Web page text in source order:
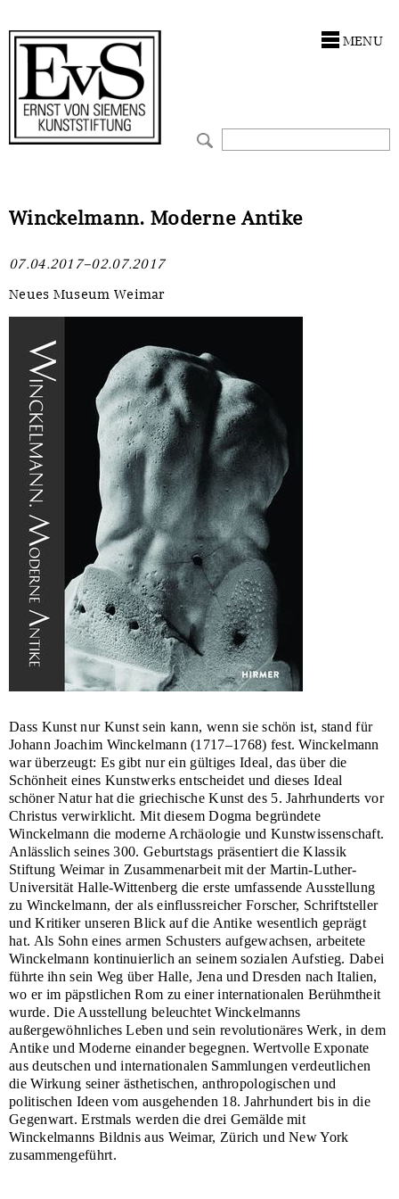
MENU
Winckelmann. Moderne Antike
07.04.2017–02.07.2017
Neues Museum Weimar
Dass Kunst nur Kunst sein kann, wenn sie schön ist, stand für
Johann Joachim Winckelmann (1717–1768) fest. Winckelmann
war überzeugt: Es gibt nur ein gültiges Ideal, das über die
Schönheit eines Kunstwerks entscheidet und dieses Ideal
schöner Natur hat die griechische Kunst des 5. Jahrhunderts vor
Christus verwirklicht. Mit diesem Dogma begründete
Winckelmann die moderne Archäologie und Kunstwissenschaft.
Anlässlich seines 300. Geburtstags präsentiert die Klassik
Stiftung Weimar in Zusammenarbeit mit der Martin-Luther-
Universität Halle-Wittenberg die erste umfassende Ausstellung
zu Winckelmann, der als einflussreicher Forscher, Schriftsteller
und Kritiker unseren Blick auf die Antike wesentlich geprägt
hat. Als Sohn eines armen Schusters aufgewachsen, arbeitete
Winckelmann kontinuierlich an seinem sozialen Aufstieg. Dabei
führte ihn sein Weg über Halle, Jena und Dresden nach Italien,
wo er im päpstlichen Rom zu einer internationalen Berühmtheit
wurde. Die Ausstellung beleuchtet Winckelmanns
außergewöhnliches Leben und sein revolutionäres Werk, in dem
Antike und Moderne einander begegnen. Wertvolle Exponate
aus deutschen und internationalen Sammlungen verdeutlichen
die Wirkung seiner ästhetischen, anthropologischen und
politischen Ideen vom ausgehenden 18. Jahrhundert bis in die
Gegenwart. Erstmals werden die drei Gemälde mit
Winckelmanns Bildnis aus Weimar, Zürich und New York
zusammengeführt.
Förderphilosophie
Gremien
Stellenangebote
Ankauf
Restaurierungen
UKRAINE-Förderlinie